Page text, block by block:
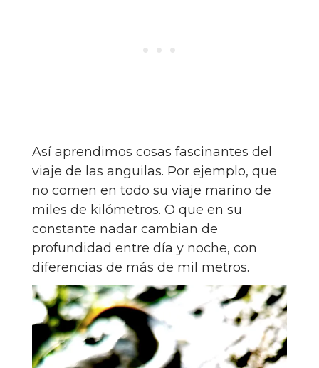
Así aprendimos cosas fascinantes del
viaje de las anguilas. Por ejemplo, que
no comen en todo su viaje marino de
miles de kilómetros. O que en su
constante nadar cambian de
profundidad entre día y noche, con
diferencias de más de mil metros.